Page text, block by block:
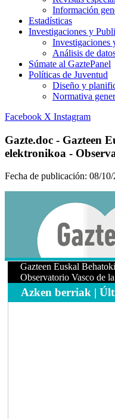
Información
Estadísticas
Investigaciones y
Investigaciones
Análisis de
Súmate al GaztePanel
Políticas de Juventud
Diseño y
Normativa
Facebook X Instagram
Gazte.doc - Gazteen
elektronikoa -
Fecha de publicación: 08/
Gazteen Euskal
Observatorio Vasco de
Azken berriak |